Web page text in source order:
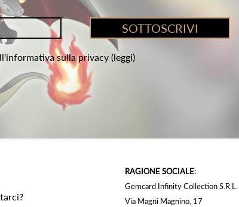
sulla privacy (leggi)
RAGIONE SOCIALE:
Gemcard Infinity Collection S.R.L.
Via Magni Magnino, 17